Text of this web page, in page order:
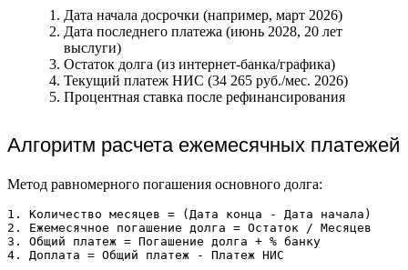
Дата начала досрочки (например, март 2026)
Дата последнего платежа (июнь 2028, 20 лет
выслуги)
Остаток долга (из интернет-банка/графика)
Текущий платеж НИС (34 265 руб./мес. 2026)
Процентная ставка после рефинансирования
Алгоритм расчета ежемесячных платежей
Метод равномерного погашения основного долга:
1. Количество месяцев = (Дата конца - Дата начала)
2. Ежемесячное погашение долга = Остаток / Месяцев
3. Общий платеж = Погашение долга + % банку